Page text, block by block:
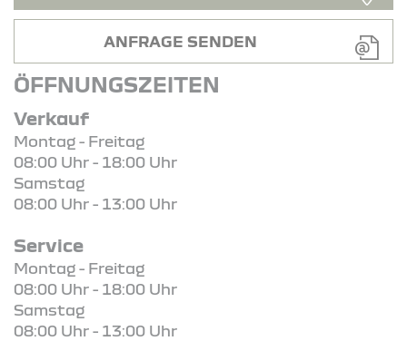
ANFRAGE SENDEN
ÖFFNUNGSZEITEN
Verkauf
Montag - Freitag
08:00 Uhr - 18:00 Uhr
Samstag
08:00 Uhr - 13:00 Uhr
Service
Montag - Freitag
08:00 Uhr - 18:00 Uhr
Samstag
08:00 Uhr - 13:00 Uhr